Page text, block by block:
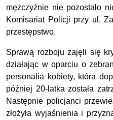
mężczyźnie nie pozostało
Komisariat Policji przy ul .
przestępstwo.
Sprawą rozboju zajęli się
działając w oparciu o
personalia kobiety, która
później 20-latka została
Następnie policjanci
złożyła wyjaśnienia i